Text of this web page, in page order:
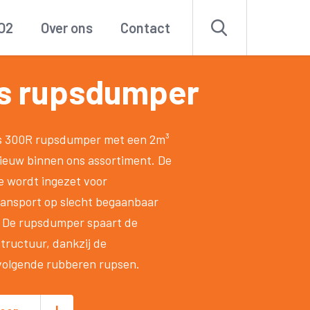
Over ons Contact
rupsdumper
300R rupsdumper met een 2m³
binnen ons assortiment. De
wordt ingezet voor
op slecht begaanbaar
rupsdumper spaart de
dankzij de
rubberen rupsen.